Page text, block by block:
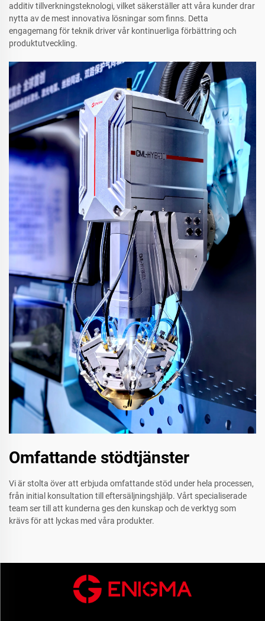
additiv tillverkningsteknologi, vilket säkerställer att våra kunder drar
nytta av de mest innovativa lösningar som finns. Detta
engagemang för teknik driver vår kontinuerliga förbättring och
produktutveckling.
Omfattande stödtjänster
Vi är stolta över att erbjuda omfattande stöd under hela processen,
från initial konsultation till eftersäljningshjälp. Vårt specialiserade
team ser till att kunderna ges den kunskap och de verktyg som
krävs för att lyckas med våra produkter.